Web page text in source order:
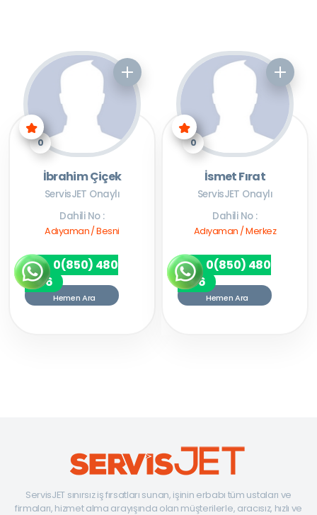
0
İbrahim Çiçek
ServisJET Onaylı
Dahili No :
Adıyaman / Besni
0(850) 480
7256
Hemen Ara
0
İsmet Fırat
ServisJET Onaylı
Dahili No :
Adıyaman / Merkez
0(850) 480
7256
Hemen Ara
ServisJET sınırsız iş fırsatları sunan, işinin erbabı tüm ustaları ve
firmaları, hizmet alma arayışında olan müşterilerle, aracısız, hızlı ve